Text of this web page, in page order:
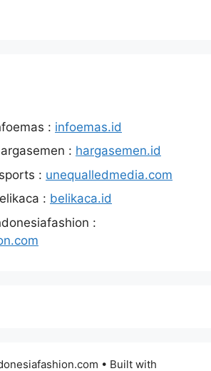
: infoemas.id
: hargasemen.id
: unequalledmedia.com
: belikaca.id
:
• Built with